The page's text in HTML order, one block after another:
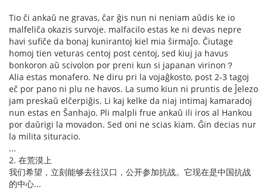
Tio ĉi ankaŭ ne gravas, ĉar ĝis nun ni neniam aŭdis ke io
malfeliĉa okazis survoje. malfacilo estas ke ni devas nepre
havi sufiĉe da bonaj kunirantoj kiel mia ŝirmaĵo. Ĉiutage
homoj tien veturas centoj post centoj, sed kiuj ja havus
bonkoron aŭ scivolon por preni kun si japanan virinon？
Alia estas monafero. Ne diru pri la vojaĝkosto, post 2-3 tagoj
eĉ por pano ni plu ne havos. La sumo kiun ni pruntis de Ĵelezo
jam preskaŭ elĉerpiĝis. Li kaj kelke da niaj intimaj kamaradoj
nun estas en Ŝanhajo. Pli malpli frue ankaŭ ili iros al Hankou
por daŭrigi la movadon. Sed oni ne scias kiam. Ĝin decias nur
la milita situracio.
...
2. 在荒漠上
我们希望，立刻能够去往汉口，公开参加抗战。它现在是中国抗战
的中心...